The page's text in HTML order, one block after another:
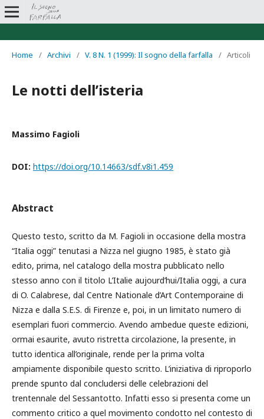
Home / Archivi / V. 8 N. 1 (1999): Il sogno della farfalla / Articoli
Le notti dell’isteria
Massimo Fagioli
DOI: https://doi.org/10.14663/sdf.v8i1.459
Abstract
Questo testo, scritto da M. Fagioli in occasione della mostra
“Italia oggi” tenutasi a Nizza nel giugno 1985, è stato già
edito, prima, nel catalogo della mostra pubblicato nello
stesso anno con il titolo L’Italie aujourd’hui/Italia oggi, a cura
di O. Calabrese, dal Centre Nationale d’Art Contemporaine di
Nizza e dalla S.E.S. di Firenze e, poi, in un limitato numero di
esemplari fuori commercio. Avendo ambedue queste edizioni,
ormai esaurite, avuto ristretta circolazione, la presente, in
tutto identica all’originale, rende per la prima volta
ampiamente disponibile questo scritto. L’iniziativa di riproporlo
prende spunto dal concludersi delle celebrazioni del
trentennale del Sessantotto. Infatti esso si presenta come un
commento critico a quel movimento condotto nel contesto di